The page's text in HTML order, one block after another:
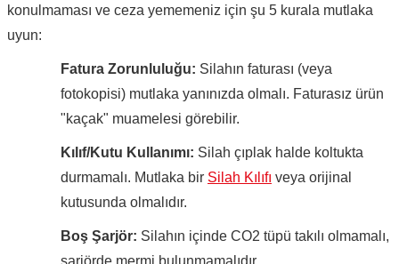
konulmaması ve ceza yememeniz için şu 5 kurala mutlaka
uyun:
Fatura Zorunluluğu: Silahın faturası (veya
fotokopisi) mutlaka yanınızda olmalı. Faturasız ürün
"kaçak" muamelesi görebilir.
Kılıf/Kutu Kullanımı: Silah çıplak halde koltukta
durmamalı. Mutlaka bir Silah Kılıfı veya orijinal
kutusunda olmalıdır.
Boş Şarjör: Silahın içinde CO2 tüpü takılı olmamalı,
şarjörde mermi bulunmamalıdır.